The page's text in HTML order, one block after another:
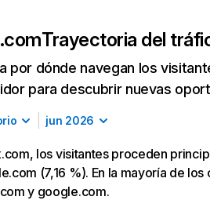
Trayectoria del
por dónde navegan los
para descubrir nuevas
jun 2026
los visitantes proceden
(7,16 %). En la mayoría de
y google.com.